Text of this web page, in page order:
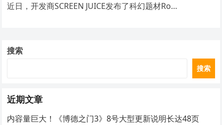
近日，开发商SCREEN JUICE发布了科幻题材Ro…
搜索
搜索
近期文章
内容量巨大！《博德之门3》8号大型更新说明长达48页